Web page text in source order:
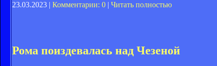
23.03.2023 | Комментарии: 0 | Читать полностью
Рома поиздевалась над Чезеной